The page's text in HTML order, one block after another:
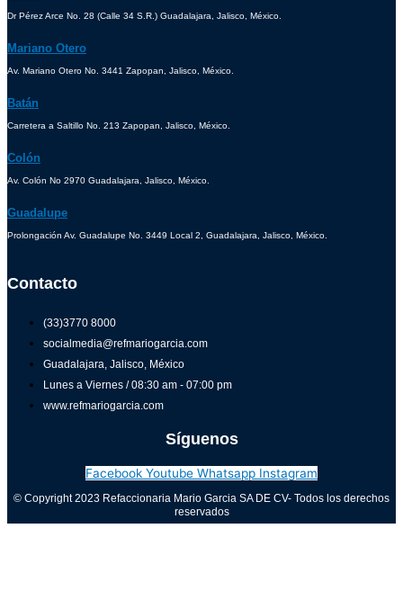
Dr Pérez Arce No. 28 (Calle 34 S.R.) Guadalajara, Jalisco, México.
Mariano Otero
Av. Mariano Otero No. 3441 Zapopan, Jalisco, México.
Batán
Carretera a Saltillo No. 213 Zapopan, Jalisco, México.
Colón
Av. Colón No 2970 Guadalajara, Jalisco, México.
Guadalupe
Prolongación Av. Guadalupe No. 3449 Local 2, Guadalajara, Jalisco, México.
Contacto
(33)3770 8000
socialmedia@refmariogarcia.com
Guadalajara, Jalisco, México
Lunes a Viernes / 08:30 am - 07:00 pm
www.refmariogarcia.com
Síguenos
Facebook Youtube Whatsapp Instagram
© Copyright 2023 Refaccionaria Mario Garcia SA DE CV- Todos los derechos
reservados